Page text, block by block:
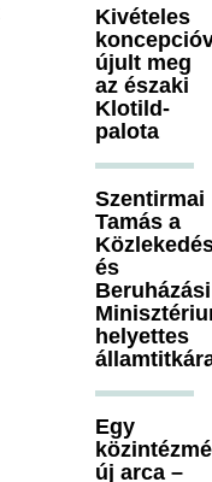
Kivételes
újult meg
az északi
Klotild-
palota
Szentirmai
Tamás a
és
Beruházási
helyettes
Egy
új arca –